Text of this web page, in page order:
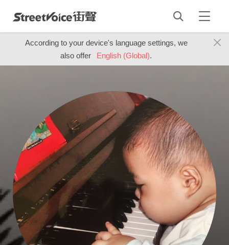
According to your device's language settings, we
also offer
English (Global).